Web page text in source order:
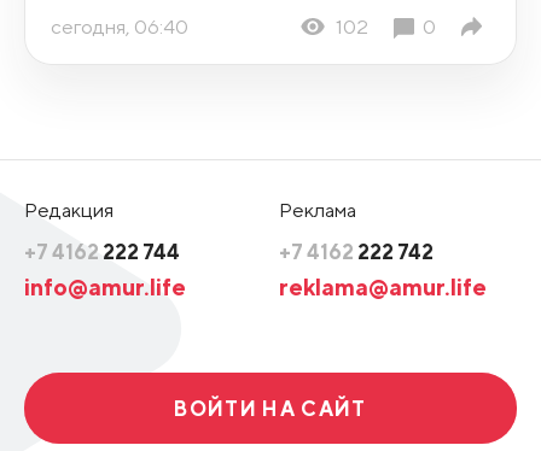
сегодня, 06:40 102 0
Редакция
+7 4162 222 744
info@amur.life
Реклама
+7 4162 222 742
reklama@amur.life
ВОЙТИ НА САЙТ